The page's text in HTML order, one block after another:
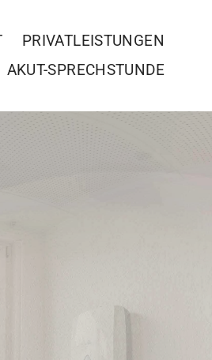
PRIVATLEISTUNGEN
AKUT-SPRECHSTUNDE